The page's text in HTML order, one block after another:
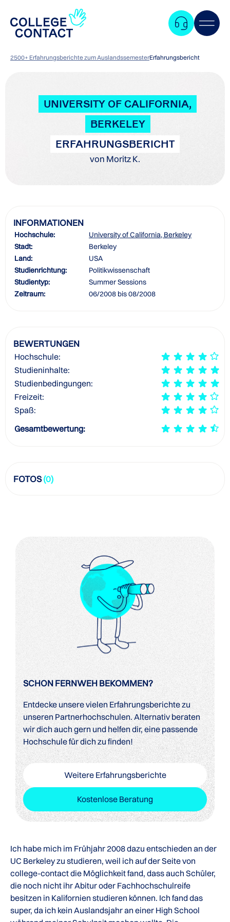
2500+ Erfahrungsberichte zum AuslandssemesterErfahrungsbericht
UNIVERSITY OF CALIFORNIA,
BERKELEY
ERFAHRUNGSBERICHT
von Moritz K.
INFORMATIONEN
Hochschule:
University of California, Berkeley
Stadt:
Berkeley
Land:
USA
Studienrichtung:
Politikwissenschaft
Studientyp:
Summer Sessions
Zeitraum:
06/2008 bis 08/2008
BEWERTUNGEN
Hochschule:
Studieninhalte:
Studienbedingungen:
Freizeit:
Spaß:
Gesamtbewertung:
FOTOS(0)
SCHON FERNWEH BEKOMMEN?
Entdecke unsere vielen Erfahrungsberichte zu
unseren Partnerhochschulen. Alternativ beraten
wir dich auch gern und helfen dir, eine passende
Hochschule für dich zu finden!
Weitere Erfahrungsberichte
Kostenlose Beratung
Ich habe mich im Frühjahr 2008 dazu entschieden an der
UC Berkeley zu studieren, weil ich auf der Seite von
college-contact die Möglichkeit fand, dass auch Schüler,
die noch nicht ihr Abitur oder Fachhochschulreife
besitzen in Kalifornien studieren können. Ich fand das
super, da ich kein Auslandsjahr an einer High School